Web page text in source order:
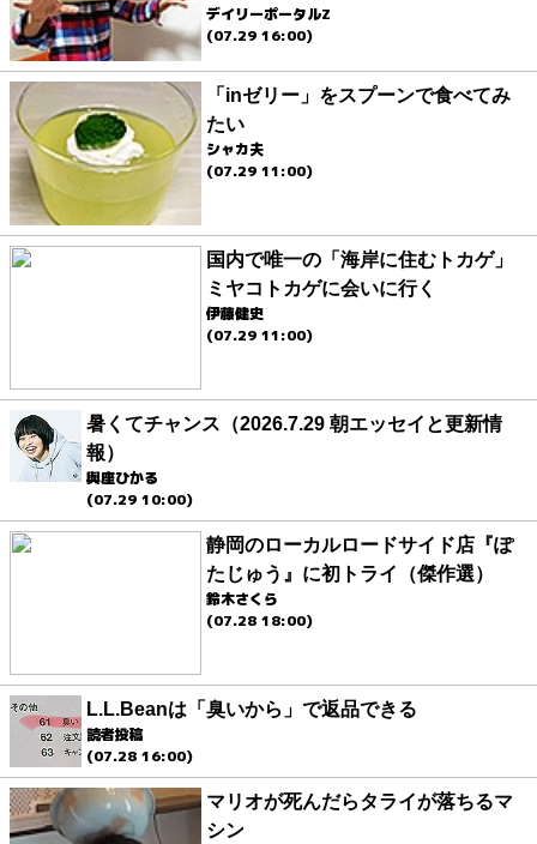
デイリーポータルZ
(07.29 16:00)
「inゼリー」をスプーンで食べてみ
たい
シャカ夫
(07.29 11:00)
国内で唯一の「海岸に住むトカゲ」
ミヤコトカゲに会いに行く
伊藤健史
(07.29 11:00)
暑くてチャンス（2026.7.29 朝エッセイと更新情
報）
與座ひかる
(07.29 10:00)
静岡のローカルロードサイド店『ぽ
たじゅう』に初トライ（傑作選）
鈴木さくら
(07.28 18:00)
L.L.Beanは「臭いから」で返品できる
読者投稿
(07.28 16:00)
マリオが死んだらタライが落ちるマ
シン